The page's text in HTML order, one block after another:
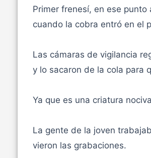
Primer frenesí, en ese
cuando la cobra entró en el
Las cámaras de vigilancia
y lo sacaron de la cola para
Ya que es una criatura
La gente de la joven
vieron las grabaciones.